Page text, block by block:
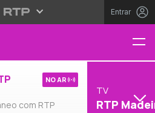
Entrar
com RTP
NO AR
TV
RTP